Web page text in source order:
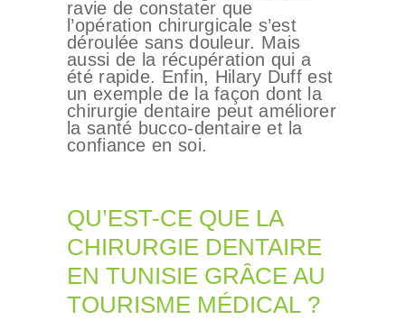
ravie de constater que
l’opération chirurgicale s’est
déroulée sans douleur. Mais
aussi de la récupération qui a
été rapide. Enfin, Hilary Duff est
un exemple de la façon dont la
chirurgie dentaire peut améliorer
la santé bucco-dentaire et la
confiance en soi.
QU’EST-CE QUE LA
CHIRURGIE DENTAIRE
EN TUNISIE GRÂCE AU
TOURISME MÉDICAL ?